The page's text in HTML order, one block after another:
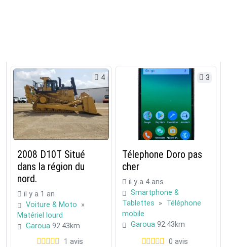
4
2008 D10T Situé
dans la région du
nord.
il y a 1 an
Voiture & Moto »
Matériel lourd
Garoua 92.43km
1 avis
3
Télephone Doro pas
cher
il y a 4 ans
Smartphone &
Tablettes » Téléphone
mobile
Garoua 92.43km
0 avis